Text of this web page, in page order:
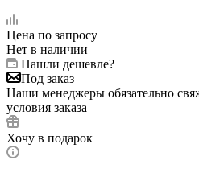
Цена по запросу
Нет в наличии
Нашли дешевле?
Под заказ
Наши менеджеры обязательно
условия заказа
Хочу в подарок